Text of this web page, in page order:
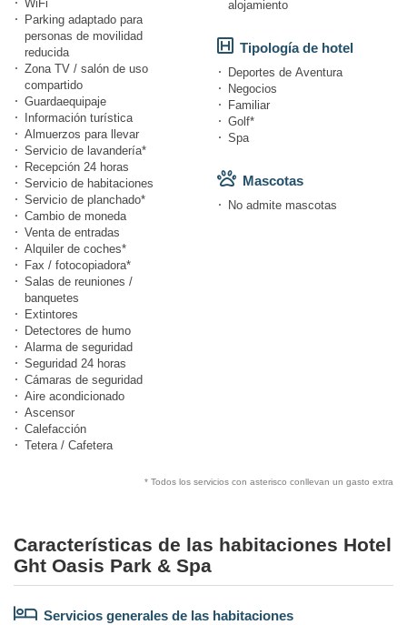
WiFi
Parking adaptado para
personas de movilidad
reducida
Zona TV / salón de uso
compartido
Guardaequipaje
Información turística
Almuerzos para llevar
Servicio de lavandería*
Recepción 24 horas
Servicio de habitaciones
Servicio de planchado*
Cambio de moneda
Venta de entradas
Alquiler de coches*
Fax / fotocopiadora*
Salas de reuniones /
banquetes
Extintores
Detectores de humo
Alarma de seguridad
Seguridad 24 horas
Cámaras de seguridad
Aire acondicionado
Ascensor
Calefacción
Tetera / Cafetera
alojamiento
Tipología de hotel
Deportes de Aventura
Negocios
Familiar
Golf*
Spa
Mascotas
No admite mascotas
* Todos los servicios con asterisco conllevan un gasto extra
Características de las habitaciones Hotel
Ght Oasis Park & Spa
Servicios generales de las habitaciones